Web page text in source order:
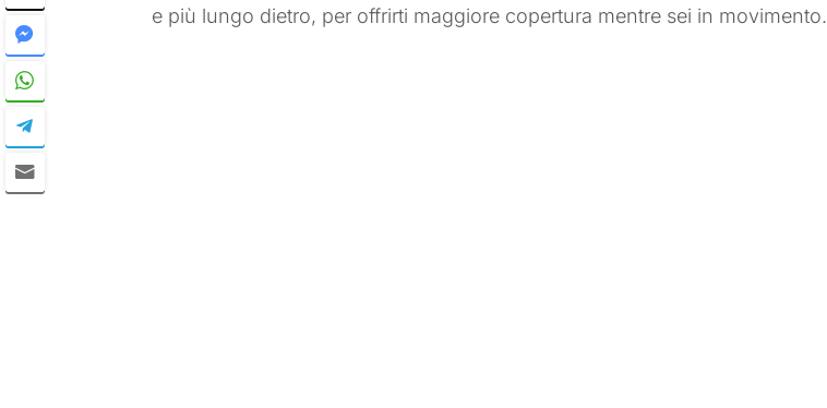
e più lungo dietro, per offrirti maggiore copertura mentre sei in movimento.